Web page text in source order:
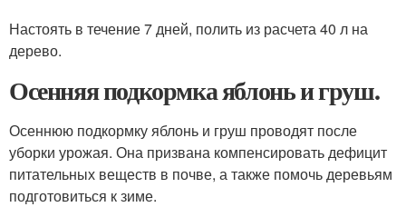
Настоять в течение 7 дней, полить из расчета 40 л на
дерево.
Осенняя подкормка яблонь и груш.
Осеннюю подкормку яблонь и груш проводят после
уборки урожая. Она призвана компенсировать дефицит
питательных веществ в почве, а также помочь деревьям
подготовиться к зиме.